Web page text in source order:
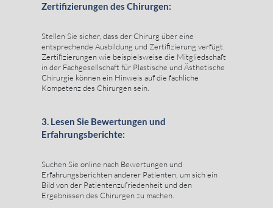
Zertifizierungen des Chirurgen:
Stellen Sie sicher, dass der Chirurg über eine
entsprechende Ausbildung und Zertifizierung verfügt.
Zertifizierungen wie beispielsweise die Mitgliedschaft
in der Fachgesellschaft für Plastische und Ästhetische
Chirurgie können ein Hinweis auf die fachliche
Kompetenz des Chirurgen sein.
3. Lesen Sie Bewertungen und
Erfahrungsberichte:
Suchen Sie online nach Bewertungen und
Erfahrungsberichten anderer Patienten, um sich ein
Bild von der Patientenzufriedenheit und den
Ergebnissen des Chirurgen zu machen.